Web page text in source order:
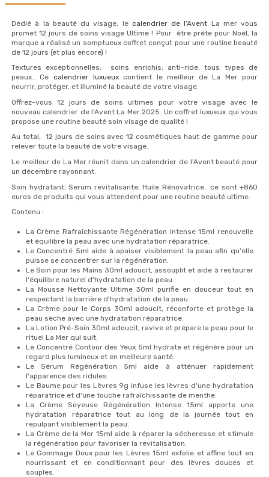
Dédié à la beauté du visage, le calendrier de l’Avent La mer vous
promet 12 jours de soins visage Ultime ! Pour être prête pour Noël, la
marque a réalisé un somptueux coffret conçut pour une routine beauté
de 12 jours (et plus encore) !
Textures exceptionnelles; soins enrichis; anti-ride; tous types de
peaux.. Ce calendrier luxueuxcontient le meilleur de La Mer pour
nourrir, protéger, et illuminé la beauté de votre visage.
Offrez-vous 12 jours de soins ultimes pour votre visage avec le
nouveau calendrier de l’Avent La Mer 2025. Un coffret luxueux qui vous
propose une routine beauté soin visage de qualité !
Au total, 12 jours de soins avec 12 cosmétiques haut de gamme pour
relever toute la beauté de votre visage.
Le meilleur de La Mer réunit dans un calendrier de l’Avent beauté pour
un décembre rayonnant.
Soin hydratant; Serum revitalisante; Huile Rénovatrice.. ce sont +860
euros de produits qui vous attendent pour une routine beauté ultime.
Contenu :
La Crème Rafraîchissante Régénération Intense 15ml renouvelle
et équilibre la peau avec une hydratation réparatrice.
Le Concentré 5ml aide à apaiser visiblement la peau afin qu'elle
puisse se concentrer sur la régénération.
Le Soin pour les Mains 30ml adoucit, assouplit et aide à restaurer
l'équilibre naturel d'hydratation de la peau.
La Mousse Nettoyante Ultime 30ml purifie en douceur tout en
respectant la barrière d'hydratation de la peau.
La Crème pour le Corps 30ml adoucit, réconforte et protège la
peau sèche avec une hydratation réparatrice.
La Lotion Pré-Soin 30ml adoucit, ravive et prépare la peau pour le
rituel La Mer qui suit.
Le Concentré Contour des Yeux 5ml hydrate et régénère pour un
regard plus lumineux et en meilleure santé.
Le Sérum Régénération 5ml aide à atténuer rapidement
l'apparence des ridules.
Le Baume pour les Lèvres 9g infuse les lèvres d'une hydratation
réparatrice et d'une touche rafraîchissante de menthe.
La Crème Soyeuse Régénération Intense 15ml apporte une
hydratation réparatrice tout au long de la journée tout en
repulpant visiblement la peau.
La Crème de la Mer 15ml aide à réparer la sécheresse et stimule
la régénération pour favoriser la revitalisation.
Le Gommage Doux pour les Lèvres 15ml exfolie et affine tout en
nourrissant et en conditionnant pour des lèvres douces et
souples.